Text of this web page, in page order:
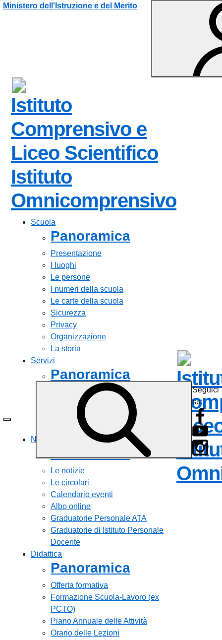
Vai ai contenuti
Vai al menu di navigazione
Vai al footer
Ministero dell'Istruzione e del Merito
Istituto
Comprensivo e
Liceo Scientifico
Istituto
Omnicomprensivo
Scuola
Panoramica
Presentazione
I luoghi
Le persone
I numeri della scuola
Le carte della scuola
Sicurezza
Privacy
Organizzazione
La storia
Servizi
Panoramica
Personale scolastico
Famiglie e studenti
Percorsi di studio
Tutti i servizi
Novità
Le notizie
Le circolari
Calendario eventi
Albo online
Graduatorie Personale ATA
Graduatorie di Istituto Personale
Docente
Didattica
Panoramica
Offerta formativa
Formazione Scuola-Lavoro (ex
PCTO)
Piano Annuale delle Attività
Orario delle Lezioni
Seguici
su: